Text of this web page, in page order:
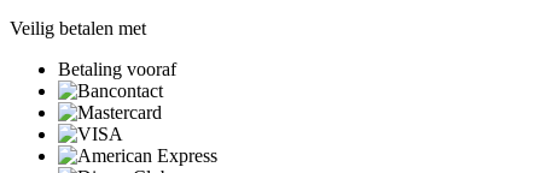
Veilig betalen met
Betaling vooraf